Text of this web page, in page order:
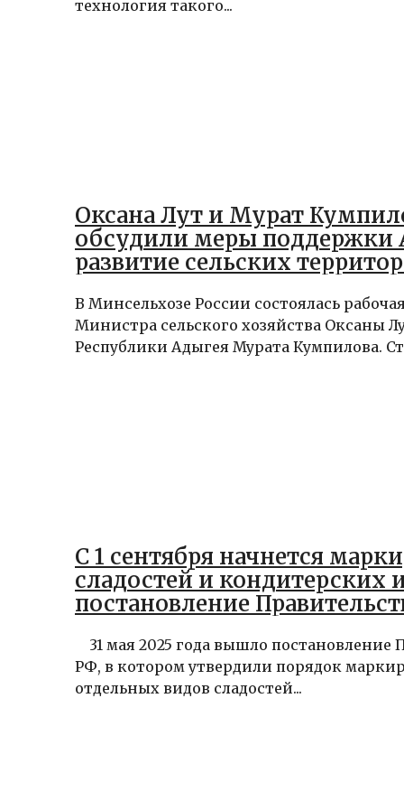
технология такого...
Оксана Лут и Мурат
обсудили меры поддержки
развитие сельских
В Минсельхозе России состоялась
Министра сельского хозяйства Оксаны
Республики Адыгея Мурата Кумпилова.
С 1 сентября начнется
сладостей и кондитерских
постановление
31 мая 2025 года вышло постановление
РФ, в котором утвердили порядок
отдельных видов сладостей...